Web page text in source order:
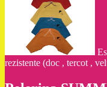
rezistente (doc , tercot ,